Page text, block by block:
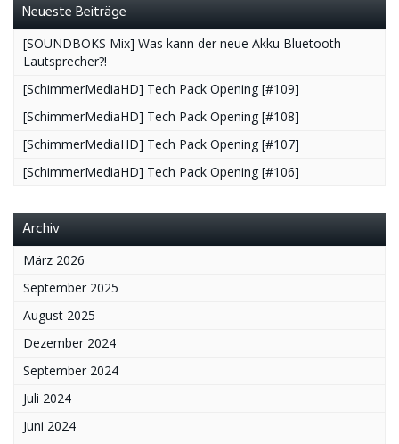
Neueste Beiträge
[SOUNDBOKS Mix] Was kann der neue Akku Bluetooth
Lautsprecher?!
[SchimmerMediaHD] Tech Pack Opening [#109]
[SchimmerMediaHD] Tech Pack Opening [#108]
[SchimmerMediaHD] Tech Pack Opening [#107]
[SchimmerMediaHD] Tech Pack Opening [#106]
Archiv
März 2026
September 2025
August 2025
Dezember 2024
September 2024
Juli 2024
Juni 2024